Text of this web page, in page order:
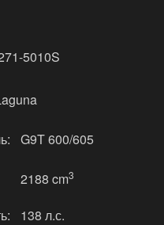
5010S
G9T 600/605
2188 cm3
138 л.с.